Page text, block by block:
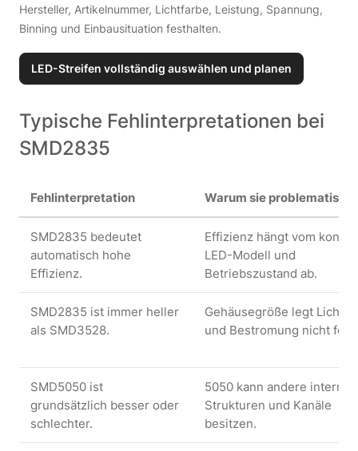
Hersteller, Artikelnummer, Lichtfarbe, Leistung, Spannung,
Binning und Einbausituation festhalten.
LED-Streifen vollständig auswählen und planen
Typische Fehlinterpretationen bei
SMD2835
Fehlinterpretation Warum sie problematisch
SMD2835 bedeutet
automatisch hohe
Effizienz.
Effizienz hängt vom
LED-Modell und
Betriebszustand ab.
SMD2835 ist immer heller
als SMD3528.
Gehäusegröße legt
und Bestromung nicht fest.
SMD5050 ist
grundsätzlich besser oder
schlechter.
5050 kann andere interne
Strukturen und Kanäle
besitzen.